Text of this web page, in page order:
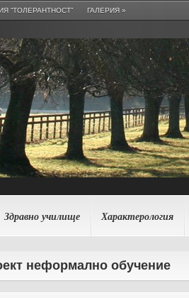
“ТОЛЕРАНТНОСТ” ГАЛЕРИЯ »
Здравно училище Характерология
неформално обучение